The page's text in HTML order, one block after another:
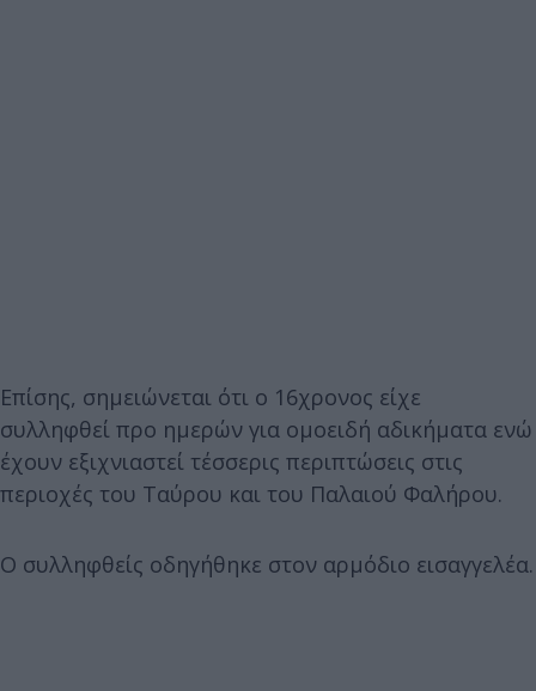
Επίσης, σημειώνεται ότι ο 16χρονος είχε
συλληφθεί προ ημερών για ομοειδή αδικήματα ενώ
έχουν εξιχνιαστεί τέσσερις περιπτώσεις στις
περιοχές του Ταύρου και του Παλαιού Φαλήρου.
Ο συλληφθείς οδηγήθηκε στον αρμόδιο εισαγγελέα.